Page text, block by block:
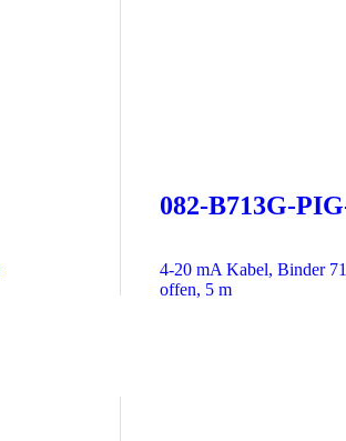
082-B713G-
4-20 mA Kabel, Binder
offen, 5 m